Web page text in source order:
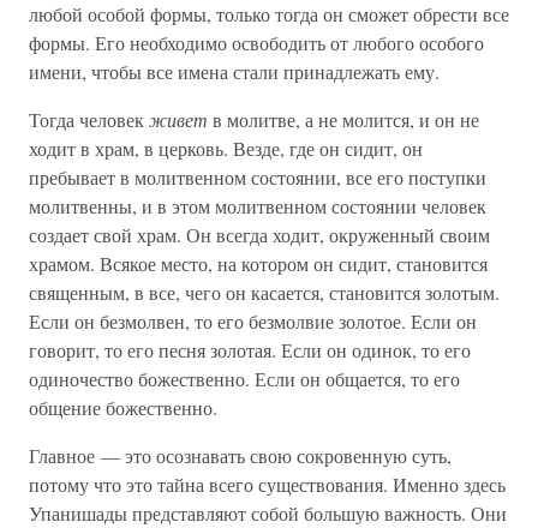
любой особой формы, только тогда он сможет обрести все
формы. Его необходимо освободить от любого особого
имени, чтобы все имена стали принадлежать ему.
Тогда человекживет в молитве, а не молится, и он не
ходит в храм, в церковь. Везде, где он сидит, он
пребывает в молитвенном состоянии, все его поступки
молитвенны, и в этом молитвенном состоянии человек
создает свой храм. Он всегда ходит, окруженный своим
храмом. Всякое место, на котором он сидит, становится
священным, в все, чего он касается, становится золотым.
Если он безмолвен, то его безмолвие золотое. Если он
говорит, то его песня золотая. Если он одинок, то его
одиночество божественно. Если он общается, то его
общение божественно.
Главное — это осознавать свою сокровенную суть,
потому что это тайна всего существования. Именно здесь
Упанишады представляют собой большую важность. Они